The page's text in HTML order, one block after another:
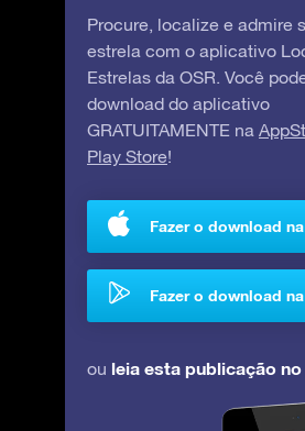
Procure, localize e admire
estrela com o aplicativo
Estrelas da OSR. Você
download do aplicativo
GRATUITAMENTE na
Play Store!
Fazer o download
Fazer o download
ou leia esta publicação